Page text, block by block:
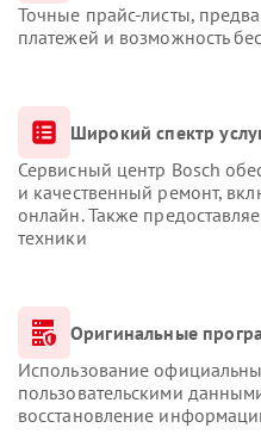
Точные прайс-листы,
платежей и возможность
Широкий спектр
Сервисный центр Bosch
и качественный ремонт,
онлайн. Также
техники
Оригинальные
Использование
пользовательскими
восстановление